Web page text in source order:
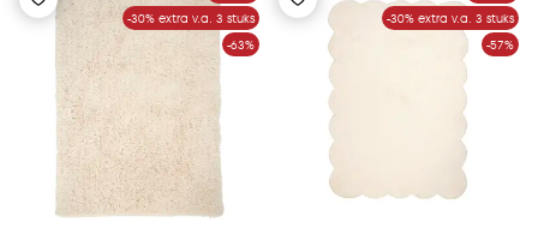
-30% extra v.a. 3 stuks
-63%
-30% extra v.a. 3 stuks
-57%